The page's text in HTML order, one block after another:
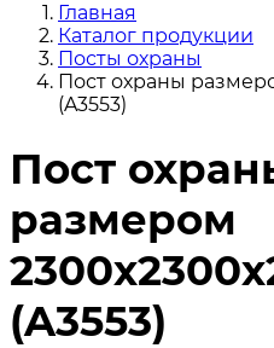
Главная
Каталог продукции
Посты охраны
Пост охраны
(A3553)
Пост
размером
(A3553)